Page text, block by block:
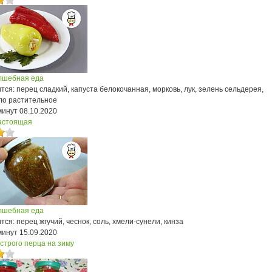
еда
перец сладкий, капуста белокочанная, морковь, лук, зелень сельдерея,
растительное
08.10.2020
еда
перец жгучий, чеснок, соль, хмели-сунели, кинза
15.09.2020
перца на зиму